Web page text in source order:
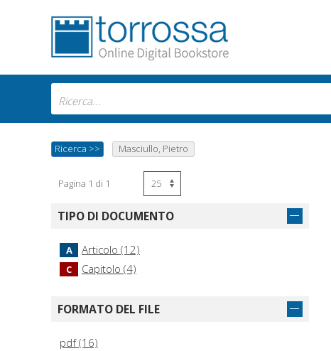
Ricerca >> Masciullo, Pietro
Pagina 1 di 1
TIPO DI DOCUMENTO
A Articolo (12)
C Capitolo (4)
FORMATO DEL FILE
pdf (16)